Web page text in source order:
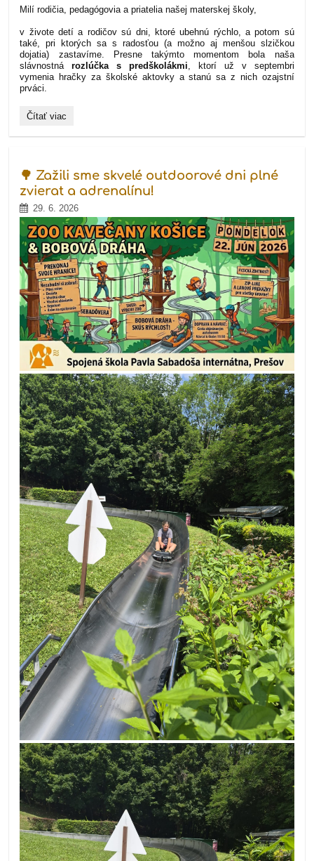
Milí rodičia, pedagógovia a priatelia našej materskej školy,
v živote detí a rodičov sú dni, ktoré ubehnú rýchlo, a potom sú
také, pri ktorých sa s radosťou (a možno aj menšou slzičkou
dojatia) zastavíme. Presne takýmto momentom bola naša
slávnostnározlúčka s predškolákmi, ktorí už v septembri
vymenia hračky za školské aktovky a stanú sa z nich ozajstní
prváci.
VIDEO:
predškolákmi:
Čas
posunúť
sa
o
krok
vpred!:
Čítať viac
🌳 Zažili sme skvelé outdoorové dni plné
zvierat a adrenalínu!
29. 6. 2026